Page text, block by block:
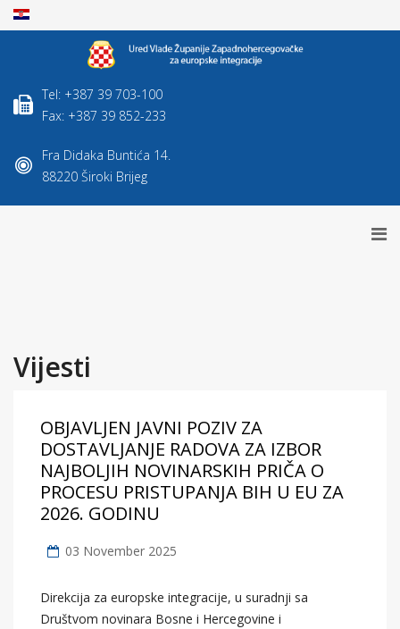
Tel: +387 39 703-100
Fax: +387 39 852-233
Fra Didaka Buntića 14.
88220 Široki Brijeg
Vijesti
OBJAVLJEN JAVNI POZIV ZA
DOSTAVLJANJE RADOVA ZA IZBOR
NAJBOLJIH NOVINARSKIH PRIČA O
PROCESU PRISTUPANJA BIH U EU ZA
2026. GODINU
03 November 2025
Direkcija za europske integracije, u suradnji sa
Društvom novinara Bosne i Hercegovine i